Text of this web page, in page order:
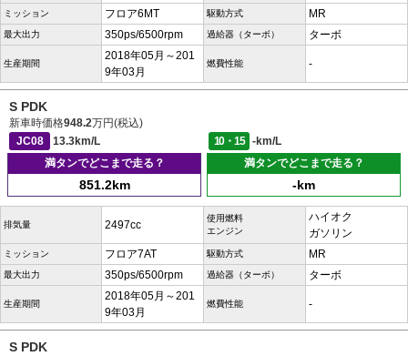
ミッション フロア6MT 駆動方式 MR
最大出力 350ps/6500rpm 過給器（ターボ） ターボ
生産期間
2018年05月～201
9年03月
燃費性能 -
S PDK
新車時価格948.2万円(税込)
JC08
13.3km/L 10・15
-km/L
満タンでどこまで走る？
851.2km
満タンでどこまで走る？
-km
排気量 2497cc
使用燃料
エンジン
ハイオク
ガソリン
ミッション フロア7AT 駆動方式 MR
最大出力 350ps/6500rpm 過給器（ターボ） ターボ
生産期間
2018年05月～201
9年03月
燃費性能 -
S PDK